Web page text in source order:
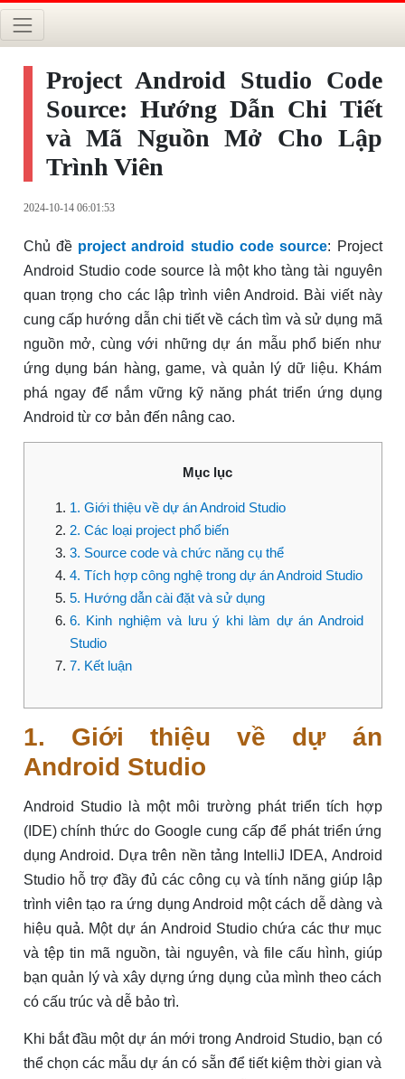
Project Android Studio Code
Source: Hướng Dẫn Chi Tiết
và Mã Nguồn Mở Cho Lập
Trình Viên
2024-10-14 06:01:53
Chủ đề project android studio code source: Project
Android Studio code source là một kho tàng tài nguyên
quan trọng cho các lập trình viên Android. Bài viết này
cung cấp hướng dẫn chi tiết về cách tìm và sử dụng mã
nguồn mở, cùng với những dự án mẫu phổ biến như
ứng dụng bán hàng, game, và quản lý dữ liệu. Khám
phá ngay để nắm vững kỹ năng phát triển ứng dụng
Android từ cơ bản đến nâng cao.
Mục lục
1. Giới thiệu về dự án Android Studio
2. Các loại project phổ biến
3. Source code và chức năng cụ thể
4. Tích hợp công nghệ trong dự án Android Studio
5. Hướng dẫn cài đặt và sử dụng
6. Kinh nghiệm và lưu ý khi làm dự án Android
Studio
7. Kết luận
1. Giới thiệu về dự án
Android Studio
Android Studio là một môi trường phát triển tích hợp
(IDE) chính thức do Google cung cấp để phát triển ứng
dụng Android. Dựa trên nền tảng IntelliJ IDEA, Android
Studio hỗ trợ đầy đủ các công cụ và tính năng giúp lập
trình viên tạo ra ứng dụng Android một cách dễ dàng và
hiệu quả. Một dự án Android Studio chứa các thư mục
và tệp tin mã nguồn, tài nguyên, và file cấu hình, giúp
bạn quản lý và xây dựng ứng dụng của mình theo cách
có cấu trúc và dễ bảo trì.
Khi bắt đầu một dự án mới trong Android Studio, bạn có
thể chọn các mẫu dự án có sẵn để tiết kiệm thời gian và